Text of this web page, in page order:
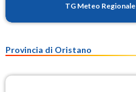
TG Meteo Regionale
Provincia di Oristano